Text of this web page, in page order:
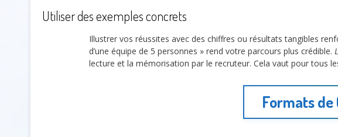
Utiliser des exemples concrets
Illustrer vos réussites avec des chiffres ou résultats tangibles
d’une équipe de 5 personnes » rend votre parcours plus crédible.
lecture et la mémorisation par le recruteur. Cela vaut pour tous
Formats